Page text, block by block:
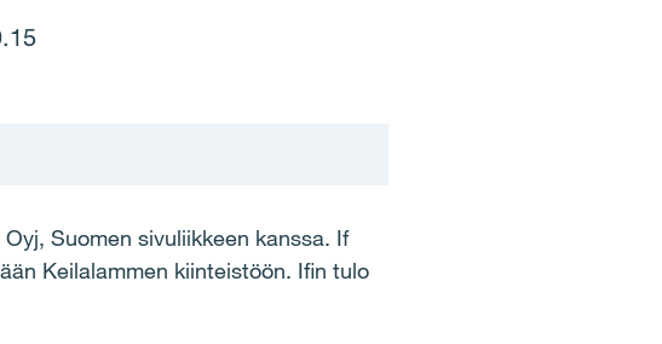
Suomen sivuliikkeen kanssa. If
Keilalammen kiinteistöön. Ifin tulo